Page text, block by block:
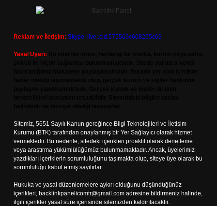
Reklam ve İletişim: Skype: live:.cid.575569c608265c69
Yasal Uyarı:
Sitemiz, 5651 Sayılı Kanun gereğince Bilgi Teknolojileri ve İletişim
Kurumu (BTK) tarafından onaylanmış bir Yer Sağlayıcı olarak hizmet
vermektedir. Bu nedenle, sitedeki içerikleri proaktif olarak denetleme
veya araştırma yükümlülüğümüz bulunmamaktadır. Ancak, üyelerimiz
yazdıkları içeriklerin sorumluluğunu taşımakta olup, siteye üye olarak bu
sorumluluğu kabul etmiş sayılırlar.
Hukuka ve yasal düzenlemelere aykırı olduğunu düşündüğünüz
içerikleri, backlinkpanelicomtr@gmail.com adresine bildirmeniz halinde,
ilgili içerikler yasal süre içerisinde sitemizden kaldırılacaktır.